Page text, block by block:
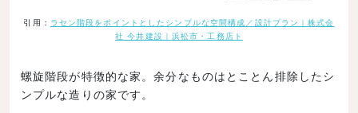
引用： ラセン階段をポイントとしたシンプルな空間構成／設計プラン｜株式会
社 今井建設｜浜松市・工務店ト
螺旋階段が特徴的な家。余分なものはとことん排除したシ
ンプルな造りの家です。